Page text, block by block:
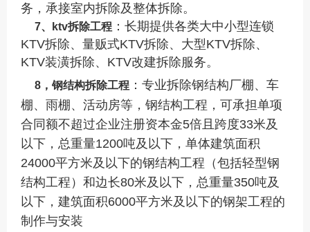
务，承接室内拆除及整体拆除。
7、ktv拆除工程 ：长期提供各类大中小型连锁
KTV拆除、量贩式KTV拆除、大型KTV拆除、
KTV装潢拆除、KTV改建拆除服务。
8，钢结构拆除工程 ：专业拆除钢结构厂棚、车
棚、雨棚、活动房等，钢结构工程，可承担单项
合同额不超过企业注册资本金5倍且跨度33米及
以下，总重量1200吨及以下，单体建筑面积
24000平方米及以下的钢结构工程（包括轻型钢
结构工程）和边长80米及以下，总重量350吨及
以下，建筑面积6000平方米及以下的钢架工程的
制作与安装